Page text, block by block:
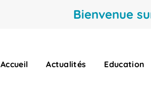
Bienvenue
Accueil Actualités Education